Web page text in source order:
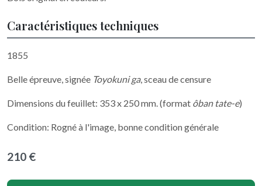
Caractéristiques techniques
1855
Belle épreuve, signée Toyokuni ga, sceau de censure
Dimensions du feuillet: 353 x 250 mm. (format ôban tate-e)
Condition: Rogné à l'image, bonne condition générale
210 €